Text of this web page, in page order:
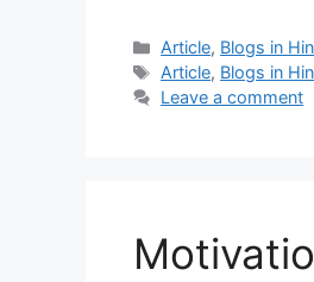
c
e
k
st
o
ai
l
Article, Blogs in
Article, Blogs in
Leave a comment